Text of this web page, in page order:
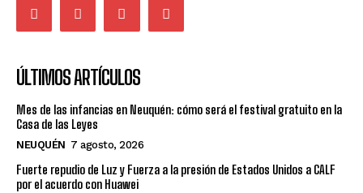
ÚLTIMOS ARTÍCULOS
Mes de las infancias en Neuquén: cómo será el festival gratuito en la
Casa de las Leyes
NEUQUÉN 7 agosto, 2026
Fuerte repudio de Luz y Fuerza a la presión de Estados Unidos a CALF
por el acuerdo con Huawei